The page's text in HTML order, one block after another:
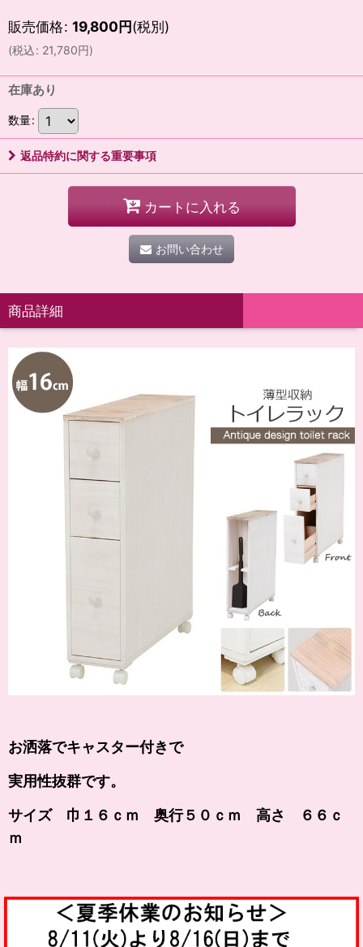
販売価格: 19,800円(税別)
(税込: 21,780円)
在庫あり
数量:
返品特約に関する重要事項
カートに入れる
お問い合わせ
商品詳細
お洒落でキャスター付きで
実用性抜群です。
サイズ 巾１６ｃｍ 奥行５０ｃｍ 高さ ６６ｃ
ｍ